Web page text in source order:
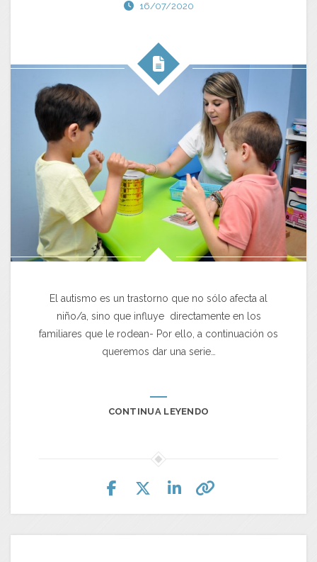
16/07/2020
El autismo es un trastorno que no sólo afecta al
niño/a, sino que influye directamente en los
familiares que le rodean- Por ello, a continuación os
queremos dar una serie…
CONTINUA LEYENDO